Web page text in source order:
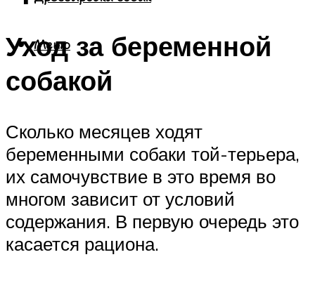
Меню
Уход за беременной
собакой
Сколько месяцев ходят
беременными собаки той-терьера,
их самочувствие в это время во
многом зависит от условий
содержания. В первую очередь это
касается рациона.